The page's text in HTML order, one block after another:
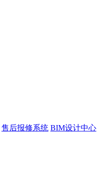
售后报修系统 BIM设计中心